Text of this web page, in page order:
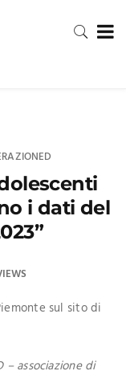
i dati del
sul sito di
– associazione di